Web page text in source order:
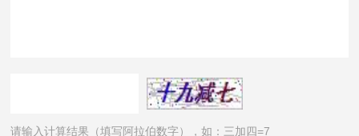
请输入计算结果（填写阿拉伯数字），如：三加四=7